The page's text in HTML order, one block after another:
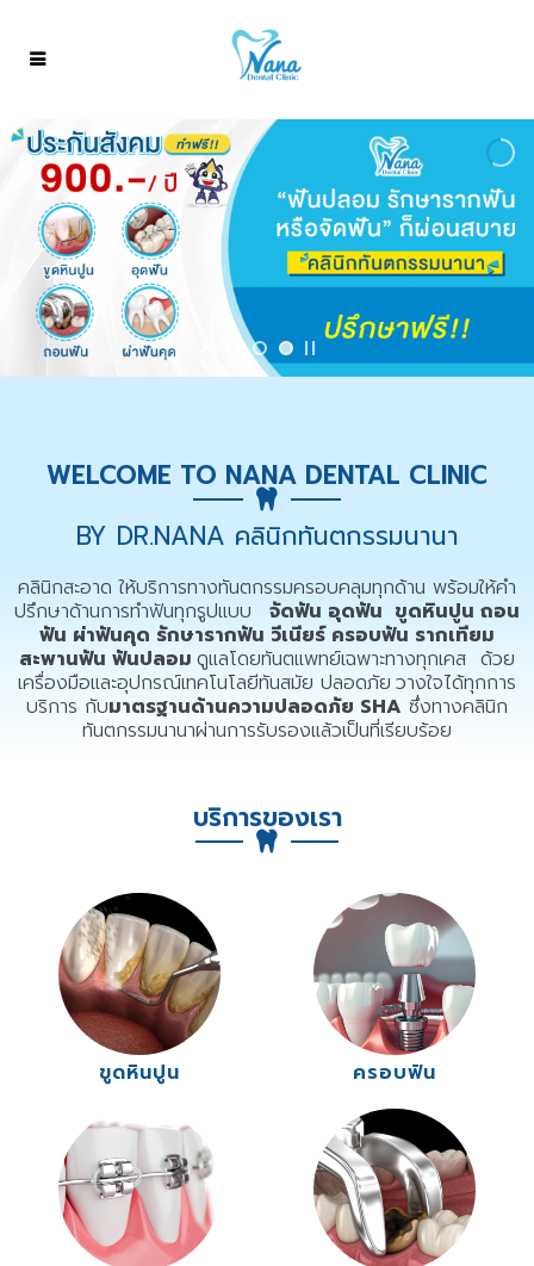
WELCOME TO NANA DENTAL CLINIC
BY DR.NANA คลินิกทันตกรรมนานา​
คลินิกสะอาด ให้บริการทางทันตกรรมครอบคลุมทุกด้าน พร้อมให้คำ
ปรึกษาด้านการทำฟันทุกรูปแบบ
จัดฟัน อุดฟัน ขูดหินปูน ถอน
ฟัน ผ่าฟันคุด รักษารากฟัน วีเนียร์ ครอบฟัน รากเทียม
สะพานฟัน ฟันปลอม ดูแลโดยทันตแพทย์เฉพาะทางทุกเคส ด้วย
เครื่องมือและอุปกรณ์เทคโนโลยีทันสมัย ปลอดภัย วางใจได้ทุกการ
บริการ กับมาตรฐานด้านความปลอดภัย SHA ซึ่งทางคลินิก
ทันตกรรมนานาผ่านการรับรองแล้วเป็นที่เรียบร้อย
บริการของเรา
ขูดหินปูน ครอบฟัน